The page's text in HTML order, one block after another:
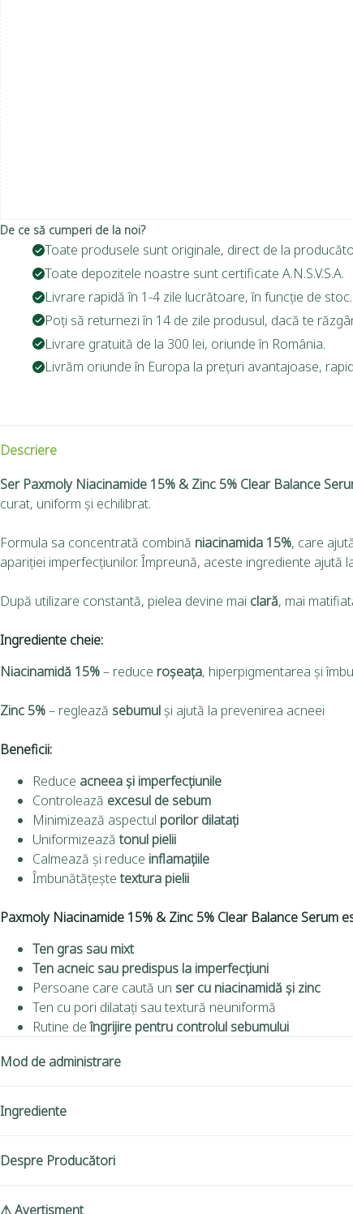
De ce să cumperi de la noi?
Toate produsele sunt originale, direct de la
Toate depozitele noastre sunt certificate A.N.S.V.S.A.
Livrare rapidă în 1-4 zile lucrătoare, în funcție de stoc.
Poți să returnezi în 14 de zile produsul, dacă te
Livrare gratuită de la 300 lei, oriunde în România.
Livrăm oriunde în Europa la prețuri avantajoase,
Descriere
Ser Paxmoly Niacinamide 15% & Zinc 5% Clear Balance
curat, uniform și echilibrat.
Formula sa concentrată combină niacinamida 15%, care
apariției imperfecțiunilor. Împreună, aceste ingrediente
După utilizare constantă, pielea devine mai clară, mai
Ingrediente cheie:
Niacinamidă 15%– reduce roșeața, hiperpigmentarea și
Zinc 5%– reglează sebumulși ajută la prevenirea acneei
Beneficii:
Reduce acneea și imperfecțiunile
Controlează excesul de sebum
Minimizează aspectul porilor dilatați
Uniformizeazătonul pielii
Calmează și reduce inflamațiile
Îmbunătățeștetextura pielii
Paxmoly Niacinamide 15% & Zinc 5% Clear Balance Serum
Ten gras sau mixt
Ten acneic sau predispus la imperfecțiuni
Persoane care caută un ser cu niacinamidă și zinc
Ten cu pori dilatați sau textură neuniformă
Rutine deîngrijire pentru controlul sebumului
Mod de administrare
Ingrediente
Despre Producători
⚠ Avertisment